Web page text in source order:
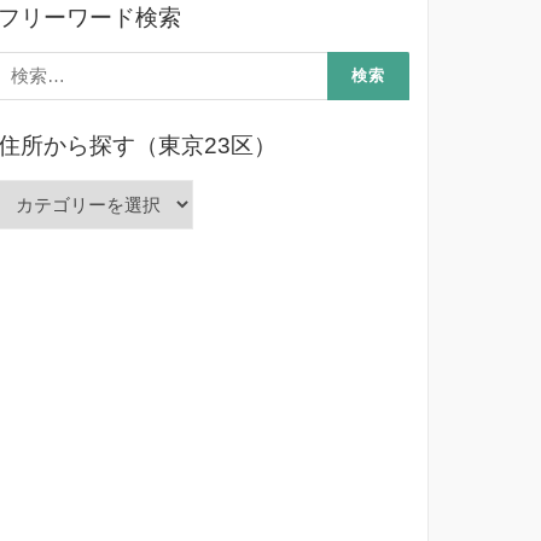
フリーワード検索
検
索:
所から探す（東京23区）